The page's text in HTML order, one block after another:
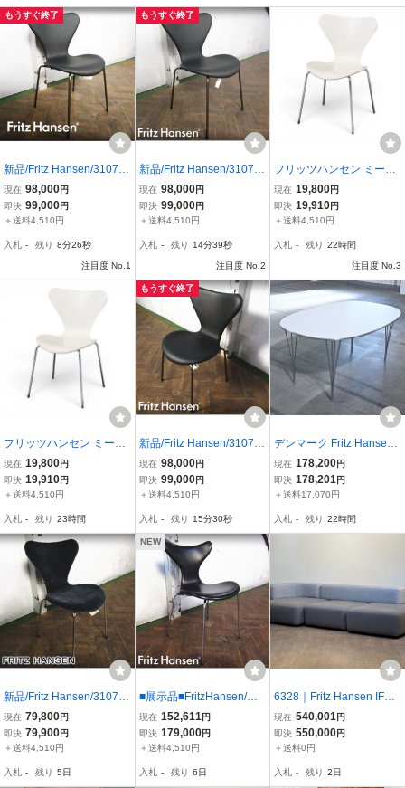
もうすぐ終了
新品/Fritz Hansen/3107
セブンチェア/Full Paddin
g/エッセンシャルレザー/b
lack/本革/アルネ・ヤコブ
7.4万/st263k
現在 98,000円
即決 99,000円
＋送料4,510円
入札 - 残り 8分24秒
注目度 No.1
もうすぐ終了
新品/Fritz Hansen/3107
セブンチェア/Full Paddin
g/エッセンシャルレザー/b
lack/本革/アルネ・ヤコブ
7.4万/st257k
現在 98,000円
即決 99,000円
＋送料4,510円
入札 - 残り 14分37秒
注目度 No.2
フリッツハンセン ミーテ
ィングチェア セブンチェ
ア ホワイト アルネ・ヤコ
ブセン 北欧家具 デザイナ
家具 KK22035
現在 19,800円
即決 19,910円
＋送料4,510円
入札 - 残り 22時間
注目度 No.3
フリッツハンセン ミーテ
ィングチェア セブンチェ
ア ホワイト アルネ・ヤコ
ブセン 北欧家具 デザイナ
家具 KK22035
現在 19,800円
即決 19,910円
＋送料4,510円
入札 - 残り 23時間
もうすぐ終了
新品/Fritz Hansen/3107
セブンチェア/Full Paddin
g/エッセンシャルレザー/b
lack/本革/アルネ・ヤコブ
7.4万/st259k
現在 98,000円
即決 99,000円
＋送料4,510円
入札 - 残り 15分28秒
デンマーク Fritz Hansen
「SUPERELLIPSE」延長
式テーブル ピート・ハイ
ン ブルーノ・マテソン リ
スーパー楕円
現在 178,200円
即決 178,201円
＋送料17,070円
入札 - 残り 22時間
新品/Fritz Hansen/3107
セブンチェア/フルパディ
ング/BELFAST グレーブ
ルー/アルネ・ヤコブセン/
ア/13.3万/st274k
現在 79,800円
即決 79,900円
＋送料4,510円
入札 - 残り 5日
NEW
■展示品■FritzHansen/フ
リッツハンセン■高級■LIL
Y/リリーチェア■3108■ア
ルネ・ヤコブセン■黒総革
6456m
現在 152,611 円
即決 179,000円
＋送料4,510円
入札 - 残り 6日
6328｜Fritz Hansen IFデ
ザイン賞 Piero Lissoni AL
PHABET-KVADRAT RAF
SIMONS /アルファベット
｜フリッツハンセン
現在 540,001 円
即決 550,000円
＋送料0円
入札 - 残り 2日